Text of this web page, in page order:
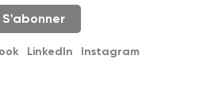
S'abonner
LinkedIn
Instagram